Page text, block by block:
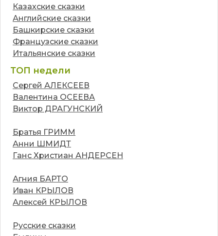
Казахские сказки
Английские сказки
Башкирские сказки
Французские сказки
Итальянские сказки
ТОП недели
Сергей АЛЕКСЕЕВ
Валентина ОСЕЕВА
Виктор ДРАГУНСКИЙ
Братья ГРИММ
Анни ШМИДТ
Ганс Христиан АНДЕРСЕН
Агния БАРТО
Иван КРЫЛОВ
Алексей КРЫЛОВ
Русские сказки